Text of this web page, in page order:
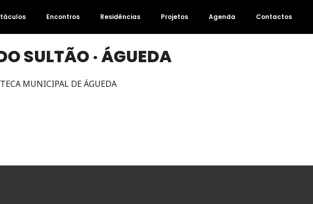
Encontros Residências Projetos Agenda Contactos
SULTÃO · ÁGUEDA
MUNICIPAL DE ÁGUEDA